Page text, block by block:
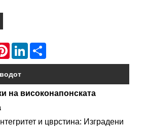
PinterestLinkedIn
на високонапонската
и цврстина: Изградени